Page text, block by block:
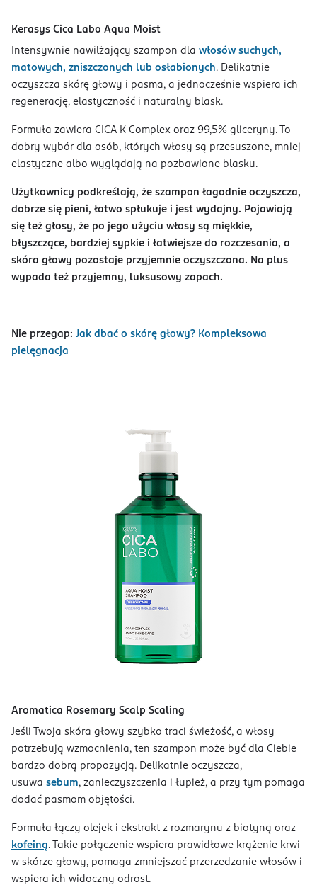
Kerasys Cica Labo Aqua Moist
Intensywnie nawilżający szampon dla włosów suchych,
matowych, zniszczonych lub osłabionych. Delikatnie
oczyszcza skórę głowy i pasma, a jednocześnie wspiera ich
regenerację, elastyczność i naturalny blask.
Formuła zawiera CICA K Complex oraz 99,5% gliceryny. To
dobry wybór dla osób, których włosy są przesuszone, mniej
elastyczne albo wyglądają na pozbawione blasku.
Użytkownicy podkreślają, że szampon łagodnie oczyszcza,
dobrze się pieni, łatwo spłukuje i jest wydajny. Pojawiają
się też głosy, że po jego użyciu włosy są miękkie,
błyszczące, bardziej sypkie i łatwiejsze do rozczesania, a
skóra głowy pozostaje przyjemnie oczyszczona. Na plus
wypada też przyjemny, luksusowy zapach.
Nie przegap: Jak dbać o skórę głowy? Kompleksowa
pielęgnacja
Aromatica Rosemary Scalp Scaling
Jeśli Twoja skóra głowy szybko traci świeżość, a włosy
potrzebują wzmocnienia, ten szampon może być dla Ciebie
bardzo dobrą propozycją. Delikatnie oczyszcza,
usuwa sebum, zanieczyszczenia i łupież, a przy tym pomaga
dodać pasmom objętości.
Formuła łączy olejek i ekstrakt z rozmarynu z biotyną oraz
kofeiną. Takie połączenie wspiera prawidłowe krążenie krwi
w skórze głowy, pomaga zmniejszać przerzedzanie włosów i
wspiera ich widoczny odrost.